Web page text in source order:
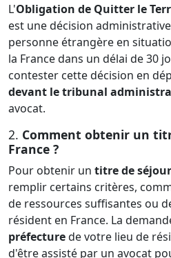
L'Obligation de Quitter le
est une décision
personne étrangère en
la France dans un délai de 30
contester cette décision en
devant le tribunal
avocat.
2. Comment obtenir un
France ?
Pour obtenir un titre de séjour
remplir certains critères,
de ressources suffisantes ou
résident en France. La
préfecturede votre lieu de
d'être assisté par un avocat